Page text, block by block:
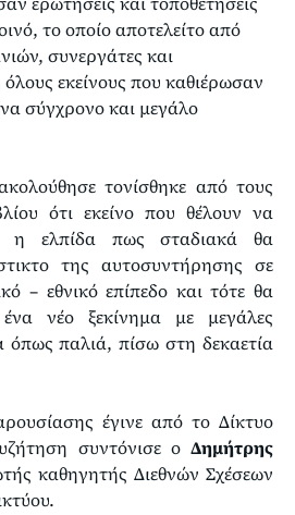
το οποίο αποτελείτο από
συνεργάτες και
εκείνους που καθιέρωσαν
σύγχρονο και μεγάλο
τονίσθηκε από τους
ότι εκείνο που θέλουν να
η ελπίδα πως σταδιακά θα
της αυτοσυντήρησης σε
– εθνικό επίπεδο και τότε θα
νέο ξεκίνημα με μεγάλες
όπως παλιά, πίσω στη δεκαετία
έγινε από το Δίκτυο
συντόνισε ο Δημήτρης
καθηγητής Διεθνών Σχέσεων